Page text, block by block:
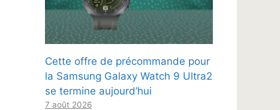
Cette offre de précommande pour
la Samsung Galaxy Watch 9 Ultra2
se termine aujourd’hui
7 août 2026